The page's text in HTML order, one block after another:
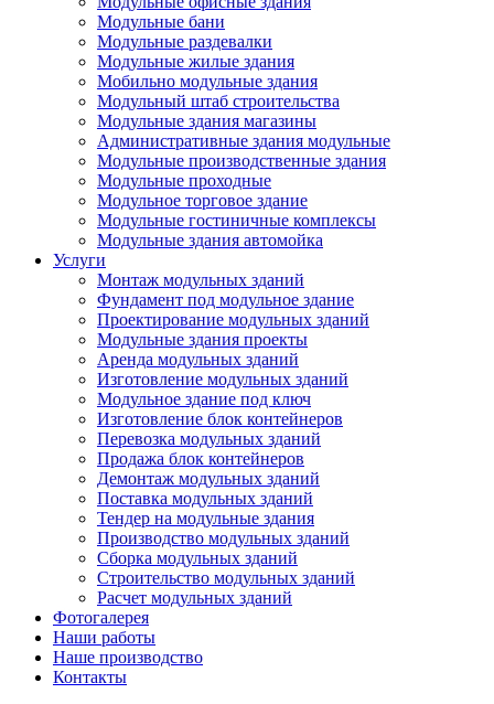
Модульные бани
Модульные раздевалки
Модульные жилые здания
Мобильно модульные здания
Модульный штаб строительства
Модульные здания магазины
Административные здания модульные
Модульные производственные здания
Модульные проходные
Модульное торговое здание
Модульные гостиничные комплексы
Модульные здания автомойка
Услуги
Монтаж модульных зданий
Фундамент под модульное здание
Проектирование модульных зданий
Модульные здания проекты
Аренда модульных зданий
Изготовление модульных зданий
Модульное здание под ключ
Изготовление блок контейнеров
Перевозка модульных зданий
Продажа блок контейнеров
Демонтаж модульных зданий
Поставка модульных зданий
Тендер на модульные здания
Производство модульных зданий
Сборка модульных зданий
Строительство модульных зданий
Расчет модульных зданий
Фотогалерея
Наши работы
Наше производство
Контакты